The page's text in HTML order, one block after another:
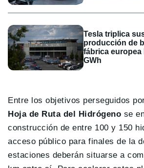
Tesla triplica
producción de
fábrica europea
GWh
Entre los objetivos perseguidos
Hoja de Ruta del Hidrógeno se
construcción de entre 100 y 150
acceso público para finales de la
estaciones deberán situarse a